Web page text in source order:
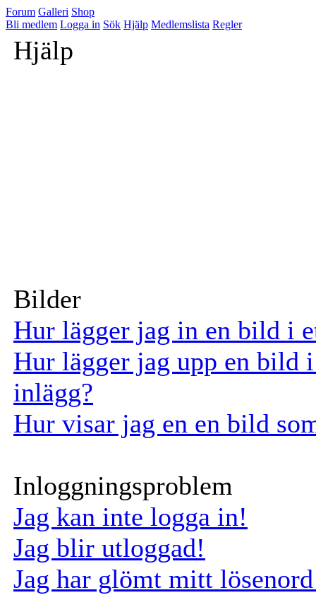
Forum Galleri Shop
Bli medlem Logga in Sök Hjälp Medlemslista Regler
Hjälp
Bilder
Hur lägger jag in en bild i
Hur lägger jag upp en bild
inlägg?
Hur visar jag en en bild
Inloggningsproblem
Jag kan inte logga in!
Jag blir utloggad!
Jag har glömt mitt